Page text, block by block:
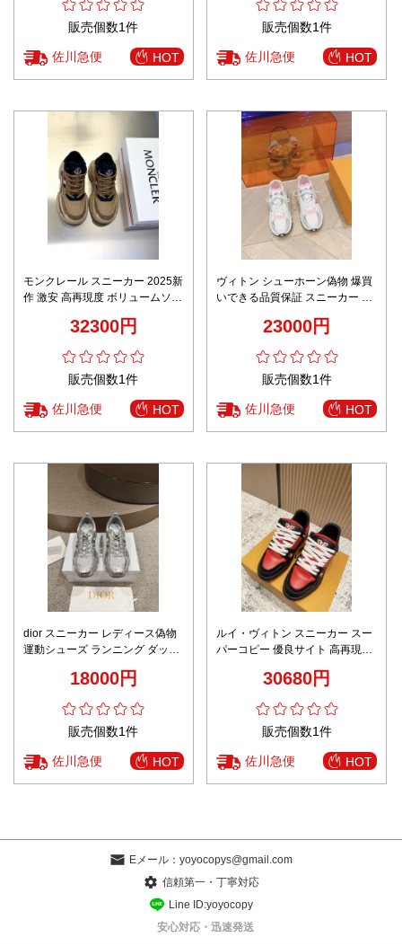
販売個数1件
佐川急便 HOT
販売個数1件
佐川急便 HOT
モンクレール スニーカー 2025新
作 激安 高再現度 ボリュームソー
品質素材使用 快適な履き心地
32300円
販売個数1件
佐川急便 HOT
ヴィトン シューホーン偽物 爆買
いできる品質保証 スニーカー 運
23000円
販売個数1件
佐川急便 HOT
dior スニーカー レディース偽物
運動シューズ ランニング ダッド
レディース シルバー
18000円
販売個数1件
佐川急便 HOT
ルイ・ヴィトン スニーカー スー
パーコピー 優良サイト 高再現度
デザイン メンズ人気モデル
30680円
販売個数1件
佐川急便 HOT
Eメール： yoyocopys@gmail.com
信頼第一・丁寧対応
Line ID:yoyocopy
安心対応・迅速発送